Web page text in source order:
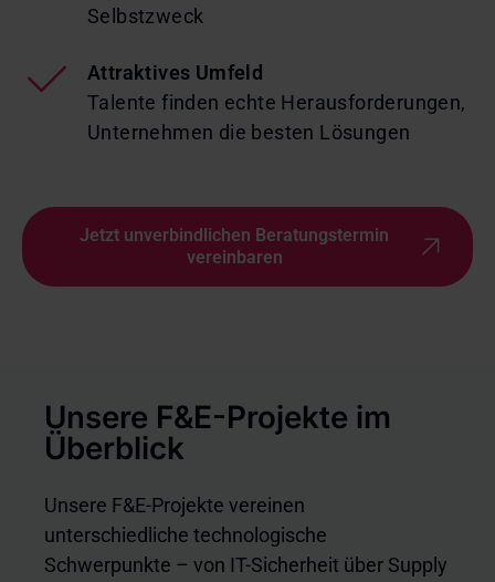
Selbstzweck
Attraktives Umfeld
Talente finden echte Herausforderungen,
Unternehmen die besten Lösungen
Jetzt unverbindlichen Beratungstermin
vereinbaren
Unsere F&E-Projekte im
Überblick
Unsere F&E-Projekte vereinen
unterschiedliche technologische
Schwerpunkte – von IT-Sicherheit über Supply